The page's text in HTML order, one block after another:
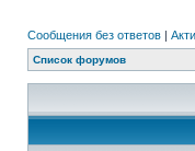
Сообщения без ответов |
Список форумов